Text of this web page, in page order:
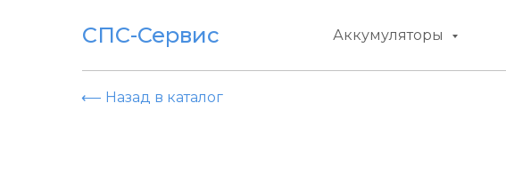
СПС-Сервис Аккумуляторы
⟵ Назад в каталог